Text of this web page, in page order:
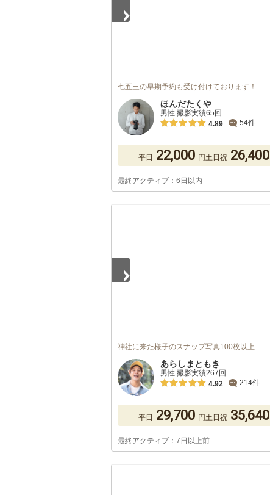
七五三の早期予約も受け付けております！
ほんだたくや
男性 撮影実績65回
4.89
54件
平日 22,000 円土日祝 26,400
最終アクティブ：6日以内
神社に来た様子のスナップ写真100枚以上
あらしまともき
男性 撮影実績267回
4.92
214件
平日 29,700 円土日祝 35,640
最終アクティブ：7日以上前